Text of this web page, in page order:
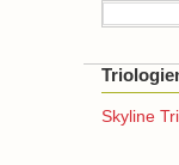
Skyline